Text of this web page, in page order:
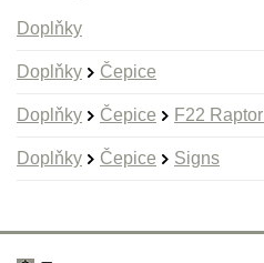
Doplňky
Doplňky Čepice
Doplňky Čepice F22
Doplňky Čepice Signs
Hodnocení:
Jméno: